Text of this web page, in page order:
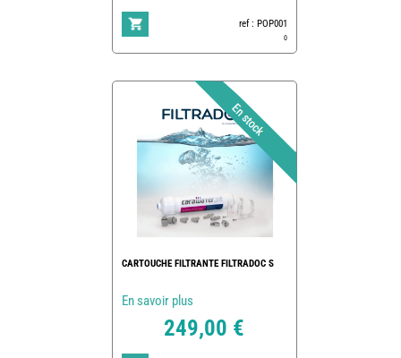
ref : POP001
0
CARTOUCHE FILTRANTE FILTRADOC S
En savoir plus
249,00 €